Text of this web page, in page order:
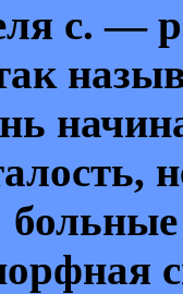
с. —